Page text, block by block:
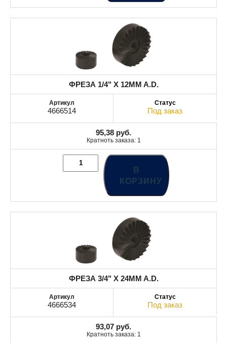
ФРЕЗА 1/4" X 12MM A.D.
4666514 Под заказ
95,38 руб.
Кратноть заказа: 1
В
КОРЗИНУ
ФРЕЗА 3/4" X 24MM A.D.
4666534 Под заказ
93,07 руб.
Кратноть заказа: 1